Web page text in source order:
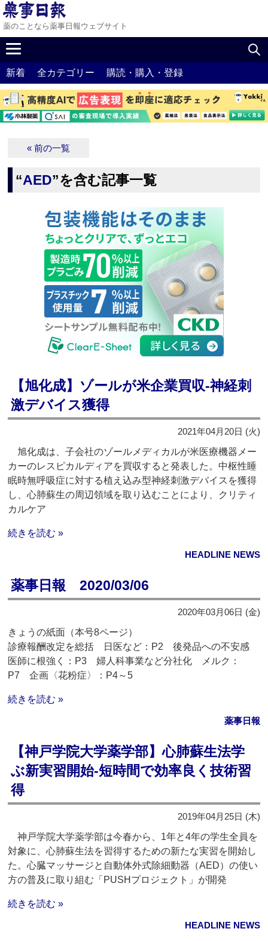
薬のことなら薬事日報ウェブサイト
新着 全カテゴリー 購読・購入・登録
« 前の一覧
“AED”を含む記事一覧
【旭化成】ゾールが米企業買収‐神経刺
激デバイス獲得
2021年04月20日 (火)
旭化成は、子会社のゾールメディカルが米医療機器メー
カーのレスピカルディアを買収すると発表した。中枢性睡
眠時無呼吸症に対する植え込み型神経刺激デバイスを獲得
し、心肺蘇生の周辺領域を取り込むことにより、クリティ
カルケア
続きを読む »
HEADLINE NEWS
薬事日報 2020/03/06
2020年03月06日 (金)
きょうの紙面（本号8ページ）
診療報酬改定を総括 日医など：P2 後発品への不安感
医師に根強く：P3 婦人科事業など分社化 メルク：
P7 企画〈花粉症〉：P4～5
続きを読む »
薬事日報
【神戸学院大学薬学部】心肺蘇生法学
ぶ新実習開始‐短時間で効率良く技術習
得
2019年04月25日 (木)
神戸学院大学薬学部は今春から、1年と4年の学生全員を
対象に、心肺蘇生法を習得するための新たな実習を開始し
た。心臓マッサージと自動体外式除細動器（AED）の使い
方の普及に取り組む「PUSHプロジェクト」が開発
続きを読む »
HEADLINE NEWS